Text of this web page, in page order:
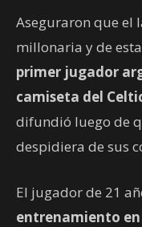
Aseguraron que el
millonaria y de
primer jugador
camiseta del
difundió luego de
despidiera de sus
El jugador de 21
entrenamiento en